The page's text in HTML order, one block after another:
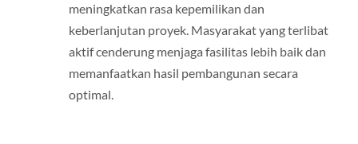
meningkatkan rasa kepemilikan dan
keberlanjutan proyek. Masyarakat yang terlibat
aktif cenderung menjaga fasilitas lebih baik dan
memanfaatkan hasil pembangunan secara
optimal.